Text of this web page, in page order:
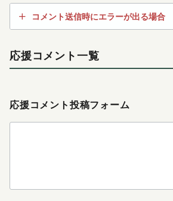
コメント送信時にエラーが出る場合
応援コメント一覧
応援コメント投稿フォーム